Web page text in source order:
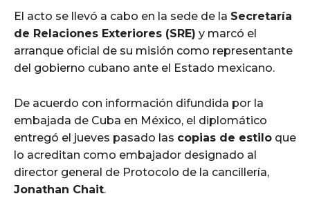
El acto se llevó a cabo en la sede de la Secretaría
de Relaciones Exteriores (SRE) y marcó el
arranque oficial de su misión como representante
del gobierno cubano ante el Estado mexicano.
De acuerdo con información difundida por la
embajada de Cuba en México, el diplomático
entregó el jueves pasado las copias de estilo que
lo acreditan como embajador designado al
director general de Protocolo de la cancillería,
Jonathan Chait.